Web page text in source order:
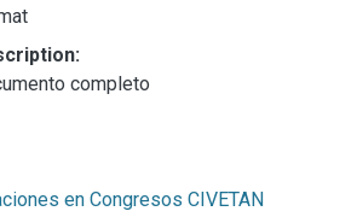
completo
en Congresos CIVETAN